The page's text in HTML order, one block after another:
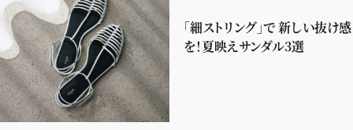
「細ストリング」で 新しい抜け感
を！夏映えサンダル3選